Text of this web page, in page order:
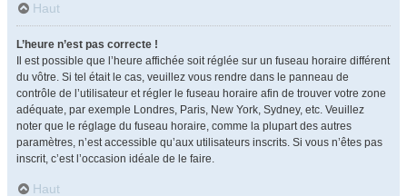
Haut
L’heure n’est pas correcte !
Il est possible que l’heure affichée soit réglée sur un fuseau horaire différent
du vôtre. Si tel était le cas, veuillez vous rendre dans le panneau de
contrôle de l’utilisateur et régler le fuseau horaire afin de trouver votre zone
adéquate, par exemple Londres, Paris, New York, Sydney, etc. Veuillez
noter que le réglage du fuseau horaire, comme la plupart des autres
paramètres, n’est accessible qu’aux utilisateurs inscrits. Si vous n’êtes pas
inscrit, c’est l’occasion idéale de le faire.
Haut